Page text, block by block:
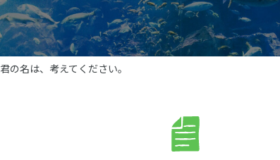
君の名は、考えてください。